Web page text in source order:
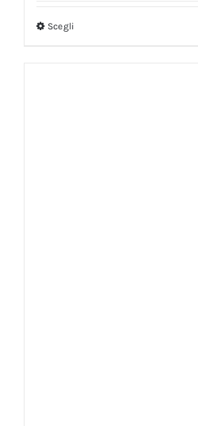
Scegli